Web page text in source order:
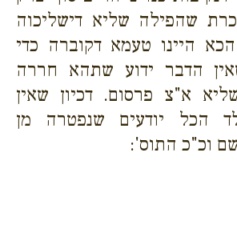
שהפילה שליא דישליכוה
היינו טעמא דקוברה כדי
הדבר ידוע שתהא חררה
א"צ פרסום. דכיון שאין
הכל יודעים שנפטרה מן
וכ"כ התוס':